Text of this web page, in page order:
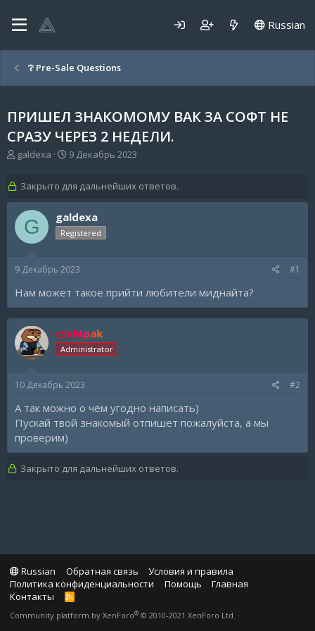
Russian
❔ Pre-Sale Questions
ПРИШЕЛ ЗНАКОМОМУ ВАК ЗА СОФТ НЕ
СРАЗУ ЧЕРЕЗ 2 НЕДЕЛИ.
А
о
р
т
м
galdexa
Д
а
н
а
ч
а
а
9 Декабрь 2023
Закрыто для дальнейших ответов.
G galdexa
Registered
9 Декабрь 2023 #1
Нам может такое прийти любители миднайта?
csxMpak
Administrator
10 Декабрь 2023 #2
А так можно о чём угодно написать)
Пускай твой знакомый отпишет пожалуйста, а мы
проверим)
Закрыто для дальнейших ответов.
Russian Обратная связь
Условия и правила
Политика конфиденциальности
Помощь
Главная
Контакты
R
S
Community platform by XenForo® © 2010-2021 XenForo Ltd.